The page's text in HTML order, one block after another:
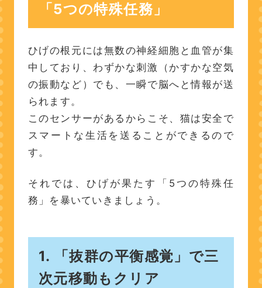
「5つの特殊任務」
ひげの根元には無数の神経細胞と血管が集
中しており、わずかな刺激（かすかな空気
の振動など）でも、一瞬で脳へと情報が送
られます。
このセンサーがあるからこそ、猫は安全で
スマートな生活を送ることができるので
す。
それでは、ひげが果たす「5つの特殊任
務」を暴いていきましょう。
1. 「抜群の平衡感覚」で三
次元移動もクリア